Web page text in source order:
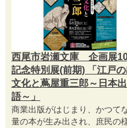
西尾市岩瀬文庫 企画展
記念特別展(前期) 「江戸
文化と蔦屋重三郎～日本
語～」
商業出版がはじまり、かつて
量の本が生み出され、庶民の